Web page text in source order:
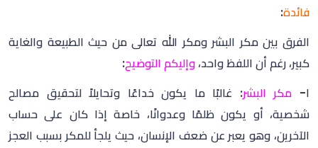
فائدة:
الفرق بين مكر البشر ومكر الله تعالى من حيث الطبيعة والغاية
كبير، رغم أن اللفظ واحد،وإليكم التوضيح:
١-
مكر البشر: غالبًا ما يكون خداعًا وتحايلاً لتحقيق مصالح
شخصية، أو يكون ظلمًا وعدوانًا، خاصة إذا كان على حساب
الآخرين، وهو يعبر عن ضعف الإنسان، حيث يلجأ للمكر بسبب العجز